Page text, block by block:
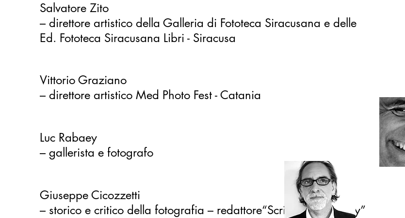
Salvatore Zito
– direttore artistico della Galleria di
Ed. Fototeca Siracusana Libri - Siracusa
Vittorio Graziano
– direttore artistico Med Photo Fest - Catania
Luc Rabaey
– gallerista e fotografo
Giuseppe Cicozzetti
– storico e critico della fotografia – redattore“Scriptphotography”